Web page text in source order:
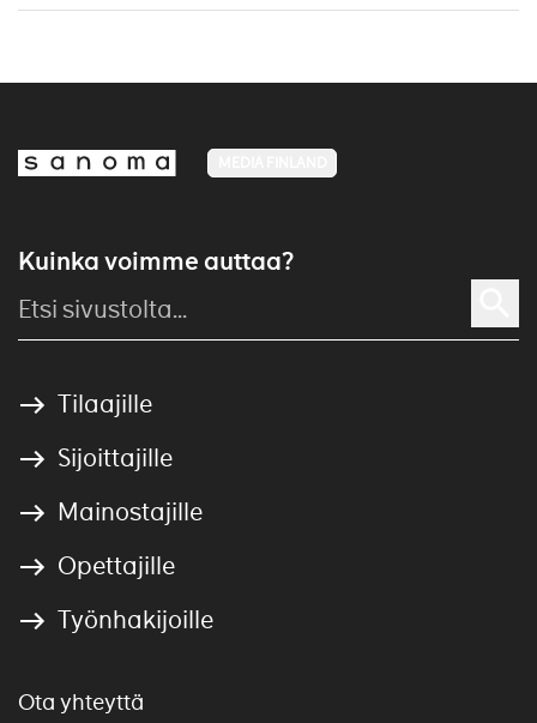
Kuinka voimme auttaa?
Tilaajille
Sijoittajille
Mainostajille
Opettajille
Työnhakijoille
Ota yhteyttä